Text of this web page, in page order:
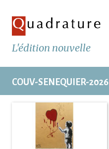
L'édition nouvelle
COUV-SENEQUIER-2026